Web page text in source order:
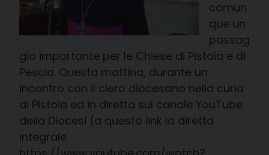
comun
que un
passag
gio importante per le Chiese di Pistoia e di
Pescia. Questa mattina, durante un
incontro con il clero diocesano nella curia
di Pistoia ed in diretta sul canale YouTube
della Diocesi (a questo link la diretta
integrale